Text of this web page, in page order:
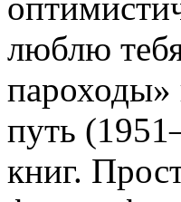
люблю
путь
книг.